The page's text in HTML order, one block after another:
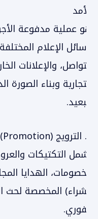
الأمد
هو عملية مدفوعة
وسائل الإعلام
التواصل، والإعلانات
التجارية وبناء
البعيد.
يشمل التكتيكات
الخصومات، الهدايا
الشراء) المخصصة لحث
الفوري.